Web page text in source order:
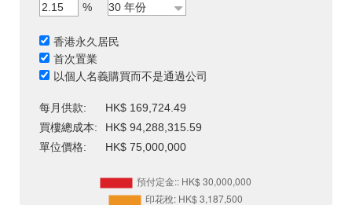
%
香港永久居民
首次置業
以個人名義購買而不是通過公司
每月供款:
HK$ 169,724.49
買樓總成本:
HK$ 94,288,315.59
單位價格:
HK$ 75,000,000